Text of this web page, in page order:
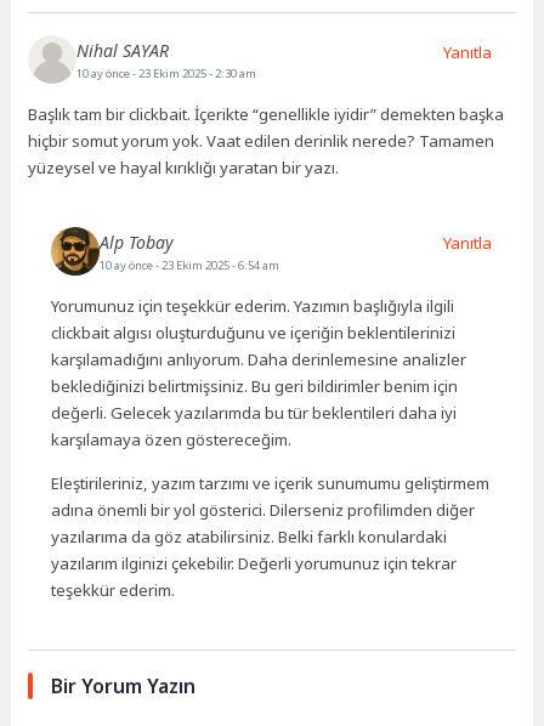
Nihal SAYAR
10 ay önce- 23 Ekim 2025 - 2:30 am
Başlık tam bir clickbait. İçerikte “genellikle iyidir” demekten başka
hiçbir somut yorum yok. Vaat edilen derinlik nerede? Tamamen
yüzeysel ve hayal kırıklığı yaratan bir yazı.
Yanıtla
Alp Tobay
10 ay önce- 23 Ekim 2025 - 6:54 am
Yorumunuz için teşekkür ederim. Yazımın başlığıyla ilgili
clickbait algısı oluşturduğunu ve içeriğin beklentilerinizi
karşılamadığını anlıyorum. Daha derinlemesine analizler
beklediğinizi belirtmişsiniz. Bu geri bildirimler benim için
değerli. Gelecek yazılarımda bu tür beklentileri daha iyi
karşılamaya özen göstereceğim.
Eleştirileriniz, yazım tarzımı ve içerik sunumumu geliştirmem
adına önemli bir yol gösterici. Dilerseniz profilimden diğer
yazılarıma da göz atabilirsiniz. Belki farklı konulardaki
yazılarım ilginizi çekebilir. Değerli yorumunuz için tekrar
teşekkür ederim.
Yanıtla
Bir Yorum Yazın